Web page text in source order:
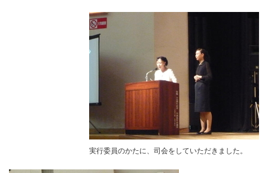
実行委員のかたに、司会をしていただきました。